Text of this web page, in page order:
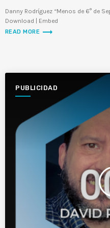
LINK
EMBED
Danny Rodríguez “Menos de 6° de
Download | Embed
READ MORE trending_flat
PUBLICIDAD